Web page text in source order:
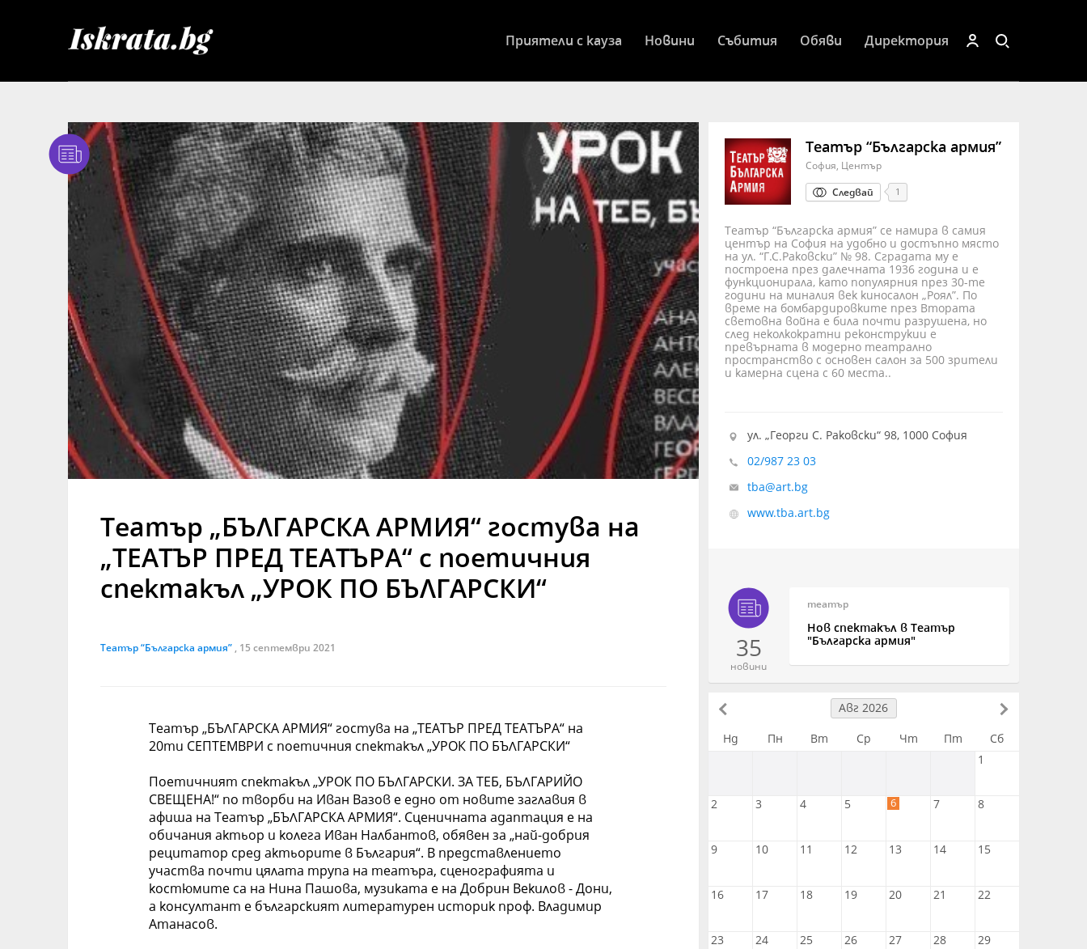
Приятели с кауза Новини Събития Обяви Директория
Театър „БЪЛГАРСКА АРМИЯ“ гостува на
„ТЕАТЪР ПРЕД ТЕАТЪРА“ с поетичния
спектакъл „УРОК ПО БЪЛГАРСКИ“
Театър “Българска армия” , 15 септември 2021
Театър „БЪЛГАРСКА АРМИЯ“ гостува на „ТЕАТЪР ПРЕД ТЕАТЪРА“ на
20ти СЕПТЕМВРИ с поетичния спектакъл „УРОК ПО БЪЛГАРСКИ“
Поетичният спектакъл „УРОК ПО БЪЛГАРСКИ. ЗА ТЕБ, БЪЛГАРИЙО
СВЕЩЕНА!“ по творби на Иван Вазов е едно от новите заглавия в
афиша на Театър „БЪЛГАРСКА АРМИЯ“. Сценичната адаптация е на
обичания актьор и колега Иван Налбантов, обявен за „най-добрия
рецитатор сред актьорите в България“. В представлението
участва почти цялата трупа на театъра, сценографията и
костюмите са на Нина Пашова, музиката е на Добрин Векилов - Дони,
а консултант е българският литературен историк проф. Владимир
Атанасов.
Театър “Българска армия”
София, Център
Следвай
1
Театър “Българска армия” се намира в самия
център на София на удобно и достъпно място
на ул. “Г.С.Раковски” № 98. Сградата му е
построена през далечната 1936 година и е
функционирала, като популярния през 30-те
години на миналия век киносалон „Роял”. По
време на бомбардировките през Втората
световна война е била почти разрушена, но
след неколкократни реконструкии е
превърната в модерно театрално
пространство с основен салон за 500 зрители
и камерна сцена с 60 места..
ул. „Георги С. Раковски“ 98, 1000 София
02/987 23 03
tba@art.bg
www.tba.art.bg
35
новини
театър
Нов спектакъл в Театър
"Българска армия"
Авг 2026
Нд
Пн Вт Ср Чт Пт
Сб
1
2 3 4 5 6 7 8
9 10 11 12 13 14 15
16 17 18 19 20 21 22
23 24 25 26 27 28 29